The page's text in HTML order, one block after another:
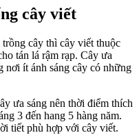
cây viết
cây thì cây viết thuộc
tán lá rậm rạp. Cây ưa
nơi ít ánh sáng cây có những
ưa sáng nên thời điểm thích
3 đến hang 5 hàng năm.
tiết phù hợp với cây viết.